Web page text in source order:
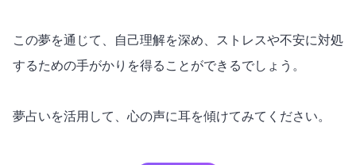
この夢を通じて、自己理解を深め、ストレスや不安に対処
するための手がかりを得ることができるでしょう。
夢占いを活用して、心の声に耳を傾けてみてください。